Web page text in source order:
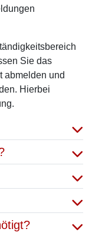
Sie das
abmelden und
Hierbei